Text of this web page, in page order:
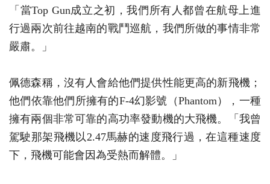
「當Top Gun成立之初，我們所有人都曾在航母上進
行過兩次前往越南的戰鬥巡航，我們所做的事情非常
嚴肅。」
佩德森稱，沒有人會給他們提供性能更高的新飛機；
他們依靠他們所擁有的F-4幻影號（Phantom），一種
擁有兩個非常可靠的高功率發動機的大飛機。「我曾
駕駛那架飛機以2.47馬赫的速度飛行過，在這種速度
下，飛機可能會因為受熱而解體。」